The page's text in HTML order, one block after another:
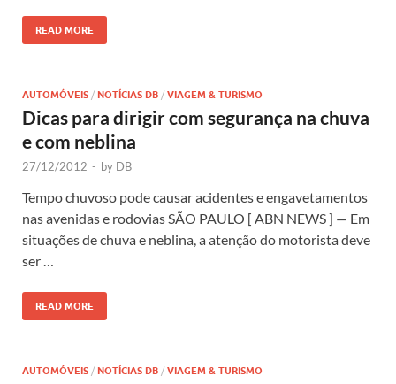
READ MORE
AUTOMÓVEIS / NOTÍCIAS DB / VIAGEM & TURISMO
Dicas para dirigir com segurança na chuva
e com neblina
27/12/2012 - by DB
Tempo chuvoso pode causar acidentes e engavetamentos
nas avenidas e rodovias SÃO PAULO [ ABN NEWS ] — Em
situações de chuva e neblina, a atenção do motorista deve
ser …
READ MORE
AUTOMÓVEIS / NOTÍCIAS DB / VIAGEM & TURISMO